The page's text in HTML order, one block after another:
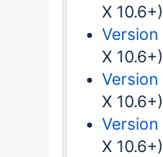
X 10.6+)
Version
X 10.6+)
Version
X 10.6+)
Version
X 10.6+)